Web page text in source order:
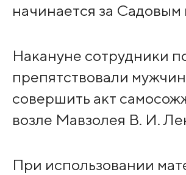
начинается за Садовым
Накануне сотрудники
препятствовали
совершить акт
возле Мавзолея В. И.
При использовании